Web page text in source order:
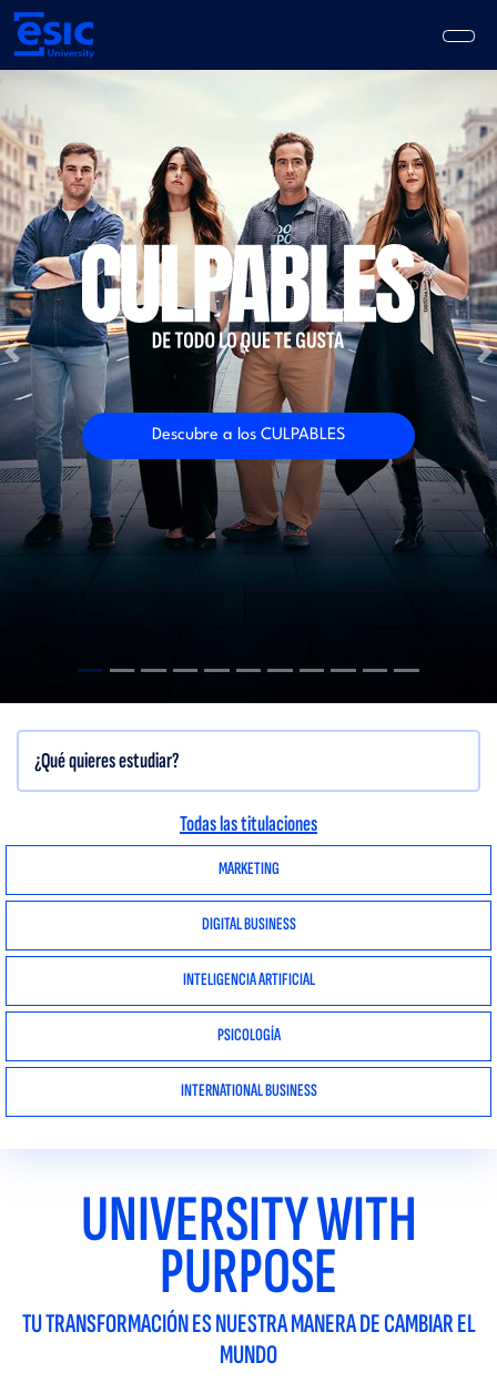
Pasar
contenido
navigation
Previous
Descubre a los CULPABLES
MARKETING
DIGITAL BUSINESS
INTELIGENCIA ARTIFICIAL
PSICOLOGÍA
INTERNATIONAL BUSINESS
Todas las titulaciones
UNIVERSITY WITH
PURPOSE
TU TRANSFORMACIÓN ES NUESTRA MANERA DE CAMBIAR EL
MUNDO